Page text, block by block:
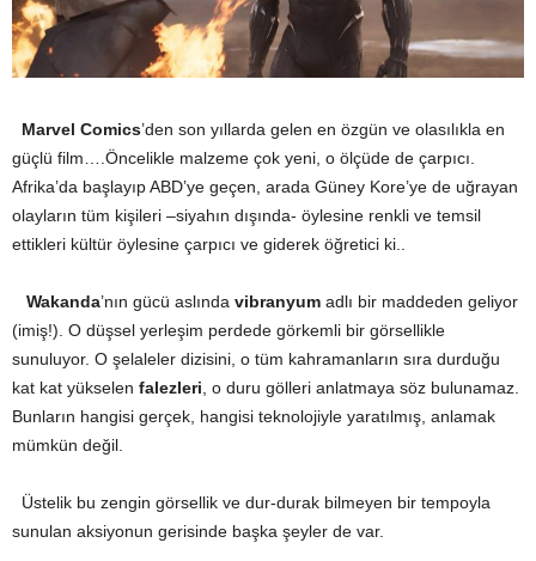
Marvel Comics’den son yıllarda gelen en özgün ve olasılıkla en
güçlü film….Öncelikle malzeme çok yeni, o ölçüde de çarpıcı.
Afrika’da başlayıp ABD’ye geçen, arada Güney Kore’ye de uğrayan
olayların tüm kişileri –siyahın dışında- öylesine renkli ve temsil
ettikleri kültür öylesine çarpıcı ve giderek öğretici ki..
Wakanda’nın gücü aslında vibranyum adlı bir maddeden geliyor
(imiş!). O düşsel yerleşim perdede görkemli bir görsellikle
sunuluyor. O şelaleler dizisini, o tüm kahramanların sıra durduğu
kat kat yükselen falezleri, o duru gölleri anlatmaya söz bulunamaz.
Bunların hangisi gerçek, hangisi teknolojiyle yaratılmış, anlamak
mümkün değil.
Üstelik bu zengin görsellik ve dur-durak bilmeyen bir tempoyla
sunulan aksiyonun gerisinde başka şeyler de var.